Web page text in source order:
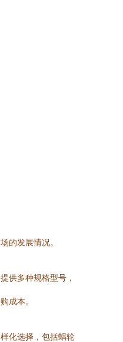
的发展情况。
供多种规格型号，
成本。
化选择，包括蜗轮